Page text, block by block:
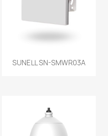
SUNELL SN-SMWR03A